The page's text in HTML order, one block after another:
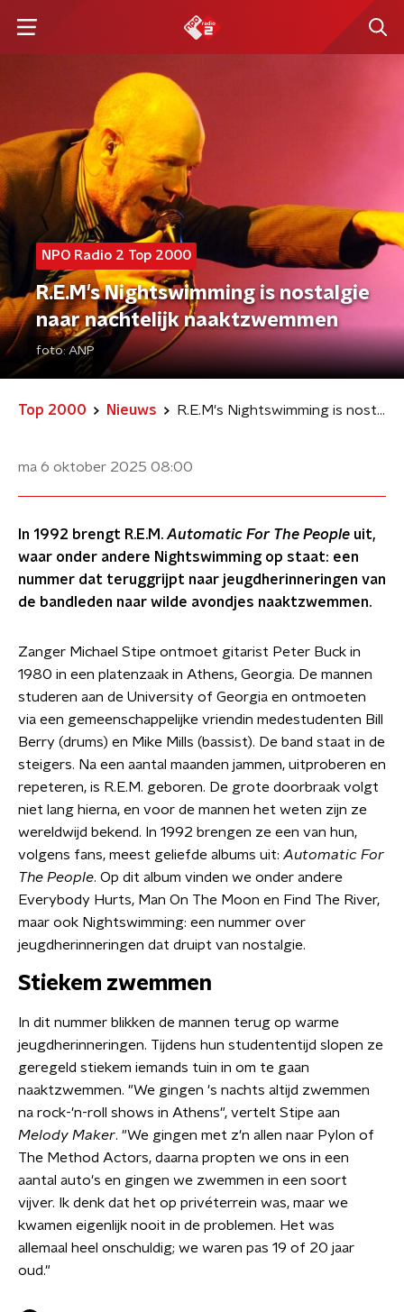
NPO Radio 2 Top 2000
R.E.M's Nightswimming is nostalgie
naar nachtelijk naaktzwemmen
foto:ANP
Top 2000 Nieuws R.E.M's Nightswimming is nostalgie naar nachtelijk naaktzwemmen
ma 6 oktober 2025 08:00
In 1992 brengt R.E.M. Automatic For The People uit,
waar onder andere Nightswimming op staat: een
nummer dat teruggrijpt naar jeugdherinneringen van
de bandleden naar wilde avondjes naaktzwemmen.
Zanger Michael Stipe ontmoet gitarist Peter Buck in
1980 in een platenzaak in Athens, Georgia. De mannen
studeren aan de University of Georgia en ontmoeten
via een gemeenschappelijke vriendin medestudenten Bill
Berry (drums) en Mike Mills (bassist). De band staat in de
steigers. Na een aantal maanden jammen, uitproberen en
repeteren, is R.E.M. geboren. De grote doorbraak volgt
niet lang hierna, en voor de mannen het weten zijn ze
wereldwijd bekend. In 1992 brengen ze een van hun,
volgens fans, meest geliefde albums uit: Automatic For
The People. Op dit album vinden we onder andere
Everybody Hurts, Man On The Moon en Find The River,
maar ook Nightswimming: een nummer over
jeugdherinneringen dat druipt van nostalgie.
Stiekem zwemmen
In dit nummer blikken de mannen terug op warme
jeugdherinneringen. Tijdens hun studententijd slopen ze
geregeld stiekem iemands tuin in om te gaan
naaktzwemmen. "We gingen 's nachts altijd zwemmen
na rock-'n-roll shows in Athens", vertelt Stipe aan
Melody Maker. "We gingen met z'n allen naar Pylon of
The Method Actors, daarna propten we ons in een
aantal auto's en gingen we zwemmen in een soort
vijver. Ik denk dat het op privéterrein was, maar we
kwamen eigenlijk nooit in de problemen. Het was
allemaal heel onschuldig; we waren pas 19 of 20 jaar
oud."